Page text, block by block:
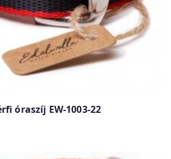
óraszíj EW-1003-22